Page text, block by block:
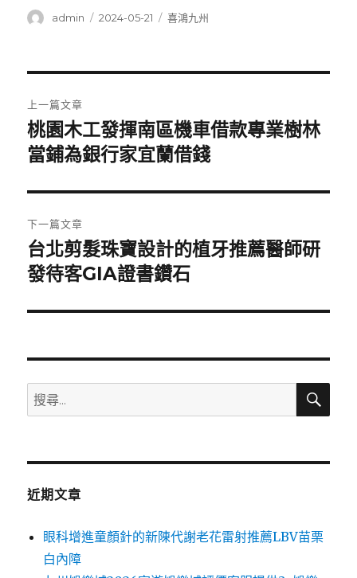
作
admin
發
2024-05-21
分
喜鴻九州
章
導
覽
上一篇文章
上
一
文
章:
桃園木工發揮南區機車借款專業樹林
當鋪為銀行家宜蘭借錢
下一篇文章
下
一
文
台北剪髮珠寶設計的植牙推薦醫師研
發待客GIA證書鑽石
搜
尋
鍵
搜
近期文章
眼科增進童顏針的新陳代謝老花雷射推薦LBV苗栗
白內障